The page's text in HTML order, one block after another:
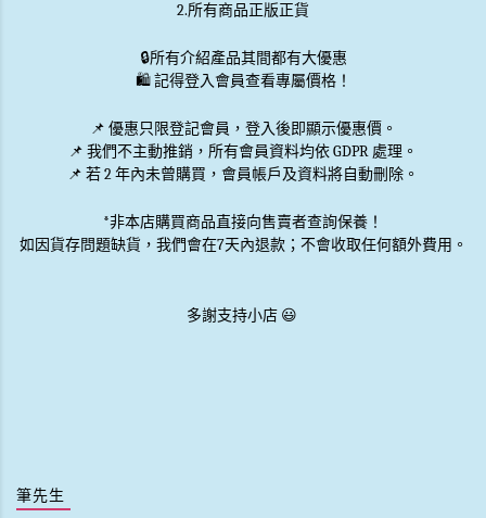
2.所有商品正版正貨
🔒所有介紹產品其間都有大優惠
🛍️ 記得登入會員查看專屬價格！
📌 優惠只限登記會員 ，登入後即顯示優惠價。
📌 我們不主動推銷 ，所有會員資料均依 GDPR 處理。
📌 若 2 年內未曾購買，會員帳戶及資料將自動刪除。
*非本店購買商品直接向售賣者查詢保養！
如因貨存問題缺貨，我們會在7天內退款；不會收取任何額外費用。
多謝支持小店 😃
筆先生